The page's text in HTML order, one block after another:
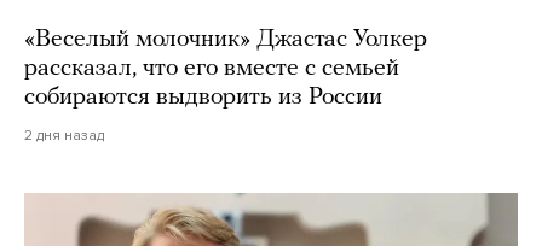
«Веселый молочник» Джастас Уолкер
рассказал, что его вместе с семьей
собираются выдворить из России
2 дня назад